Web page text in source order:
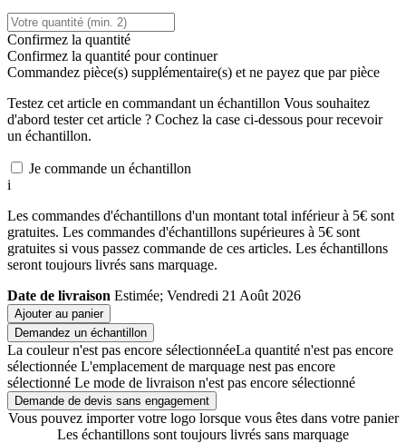
Confirmez la quantité
Confirmez la quantité pour continuer
Commandez pièce(s) supplémentaire(s) et ne payez que par pièce
Testez cet article en commandant un échantillon Vous souhaitez
d'abord tester cet article ? Cochez la case ci-dessous pour recevoir
un échantillon.
Je commande un échantillon
i
Les commandes d'échantillons d'un montant total inférieur à 5€ sont
gratuites. Les commandes d'échantillons supérieures à 5€ sont
gratuites si vous passez commande de ces articles. Les échantillons
seront toujours livrés sans marquage.
Date de livraison Estimée; Vendredi 21 Août 2026
Ajouter au panier
Demandez un échantillon
La couleur n'est pas encore sélectionnéeLa quantité n'est pas encore
sélectionnée L'emplacement de marquage nest pas encore
sélectionné Le mode de livraison n'est pas encore sélectionné
Demande de devis sans engagement
Vous pouvez importer votre logo lorsque vous êtes dans votre panier
Les échantillons sont toujours livrés sans marquage